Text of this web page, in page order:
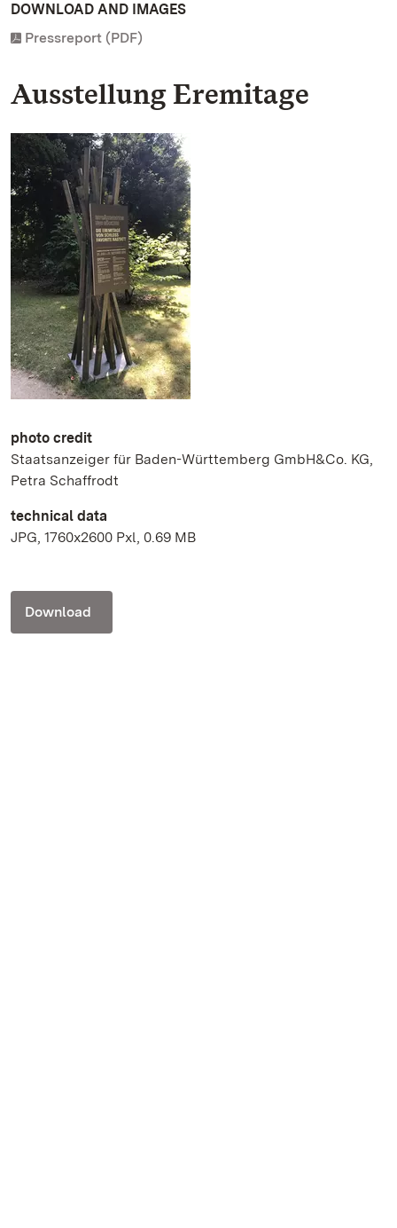
DOWNLOAD AND IMAGES
Pressreport (PDF)
Ausstellung Eremitage
photo credit
Staatsanzeiger für Baden-Württemberg GmbH&Co. KG,
Petra Schaffrodt
technical data
JPG, 1760x2600 Pxl, 0.69 MB
Download